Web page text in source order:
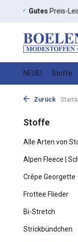
Großes
NEUE! Stoffe
Zurück
Stoffe
Alle Arten von
Alpen Fleece |
Crêpe Georgette
Frottee Flieder
Bi-Stretch
Strickbündchen